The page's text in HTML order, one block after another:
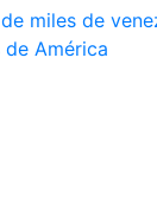
miles de
América